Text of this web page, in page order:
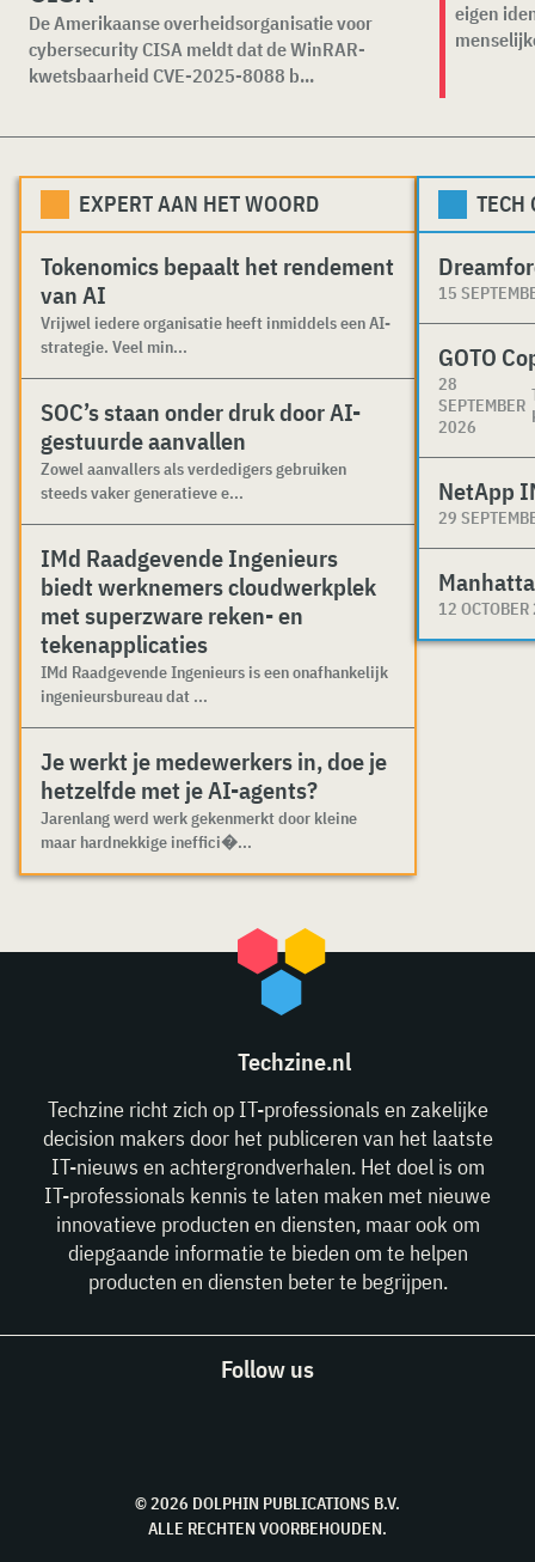
De Amerikaanse overheidsorganisatie voor
cybersecurity CISA meldt dat de WinRAR-
kwetsbaarheid CVE-2025-8088 b...
eigen
EXPERT AAN HET WOORD
Tokenomics bepaalt het rendement
van AI
Vrijwel iedere organisatie heeft inmiddels een AI-
strategie. Veel min...
SOC’s staan onder druk door AI-
gestuurde aanvallen
Zowel aanvallers als verdedigers gebruiken
steeds vaker generatieve e...
IMd Raadgevende Ingenieurs
biedt werknemers cloudwerkplek
met superzware reken- en
tekenapplicaties
IMd Raadgevende Ingenieurs is een onafhankelijk
ingenieursbureau dat ...
Je werkt je medewerkers in, doe je
hetzelfde met je AI-agents?
Jarenlang werd werk gekenmerkt door kleine
maar hardnekkige ineffici�...
TECH
15
GOTO
28
SEPTEMBER
2026
NetApp
29
12
Techzine.nl
Techzine richt zich op IT-professionals en zakelijke
decision makers door het publiceren van het laatste
IT-nieuws en achtergrondverhalen. Het doel is om
IT-professionals kennis te laten maken met nieuwe
innovatieve producten en diensten, maar ook om
diepgaande informatie te bieden om te helpen
producten en diensten beter te begrijpen.
Follow us
© 2026 DOLPHIN PUBLICATIONS B.V.
ALLE RECHTEN VOORBEHOUDEN.